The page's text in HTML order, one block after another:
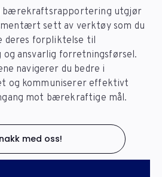
bærekraftsrapportering utgjør
sett av verktøy som du
deres forpliktelse til
ansvarlig forretningsførsel.
navigerer du bedre i
og kommuniserer effektivt
mot bærekraftige mål.
med oss!